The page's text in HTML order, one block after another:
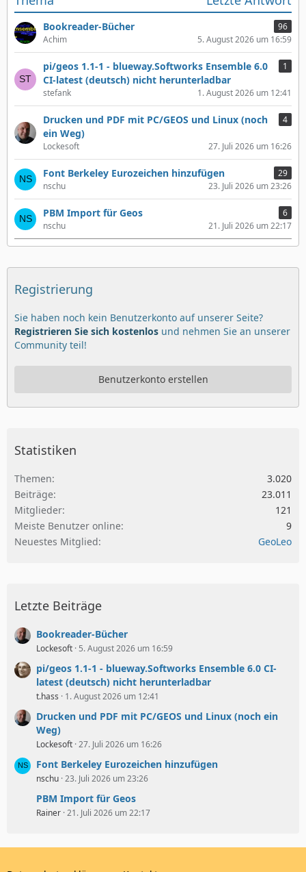
Bookreader-Bücher
96
Achim
5. August 2026 um 16:59
pi/geos 1.1-1 - blueway.Softworks Ensemble 6.0
CI-latest (deutsch) nicht herunterladbar
1
stefank 1. August 2026 um 12:41
Drucken und PDF mit PC/GEOS und Linux (noch
ein Weg)
4
Lockesoft 27. Juli 2026 um 16:26
Font Berkeley Eurozeichen hinzufügen
29
nschu
23. Juli 2026 um 23:26
PBM Import für Geos
6
nschu
21. Juli 2026 um 22:17
Registrierung
Sie haben noch kein Benutzerkonto auf unserer Seite?
Registrieren Sie sich kostenlos und nehmen Sie an unserer
Community teil!
Benutzerkonto erstellen
Statistiken
Themen
3.020
Beiträge
23.011
Mitglieder
121
Meiste Benutzer online
9
Neuestes Mitglied
GeoLeo
Letzte Beiträge
Bookreader-Bücher
Lockesoft 5. August 2026 um 16:59
pi/geos 1.1-1 - blueway.Softworks Ensemble 6.0 CI-
latest (deutsch) nicht herunterladbar
t.hass 1. August 2026 um 12:41
Drucken und PDF mit PC/GEOS und Linux (noch ein
Weg)
Lockesoft 27. Juli 2026 um 16:26
Font Berkeley Eurozeichen hinzufügen
nschu 23. Juli 2026 um 23:26
PBM Import für Geos
Rainer 21. Juli 2026 um 22:17